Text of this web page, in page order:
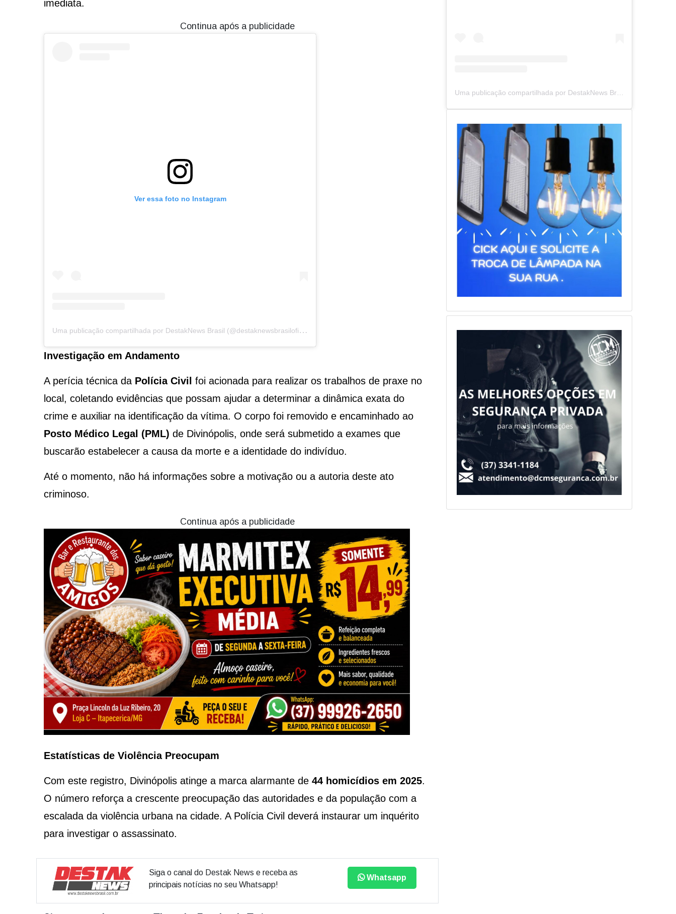
imediata.
Continua após a publicidade
Ver essa foto no Instagram
U
ma publicação compartilhada por DestakNews Brasil (@destaknewsbrasiloficial)
Investigação em Andamento
A perícia técnica da Polícia Civil foi acionada para realizar os trabalhos de praxe no
local, coletando evidências que possam ajudar a determinar a dinâmica exata do
crime e auxiliar na identificação da vítima. O corpo foi removido e encaminhado ao
Posto Médico Legal (PML) de Divinópolis, onde será submetido a exames que
buscarão estabelecer a causa da morte e a identidade do indivíduo.
Até o momento, não há informações sobre a motivação ou a autoria deste ato
criminoso.
Continua após a publicidade
Estatísticas de Violência Preocupam
Com este registro, Divinópolis atinge a marca alarmante de 44 homicídios em 2025.
O número reforça a crescente preocupação das autoridades e da população com a
escalada da violência urbana na cidade. A Polícia Civil deverá instaurar um inquérito
para investigar o assassinato.
Siga o canal do Destak News e receba as
principais notícias no seu Whatsapp!
Whatsapp